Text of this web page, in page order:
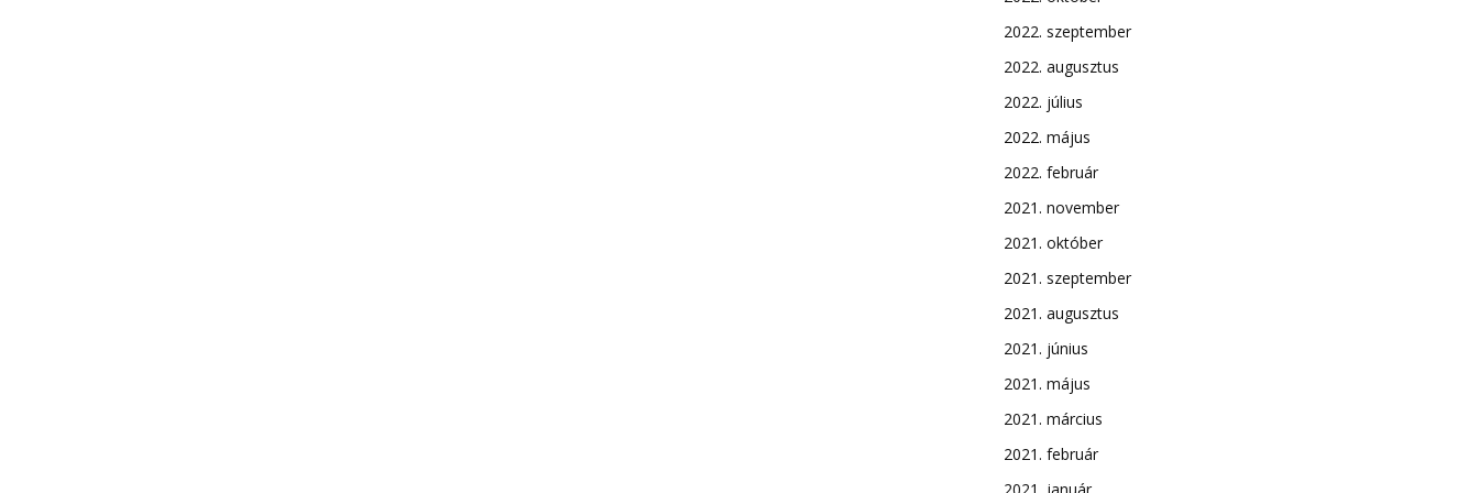
2022. szeptember
2022. augusztus
2022. július
2022. május
2022. február
2021. november
2021. október
2021. szeptember
2021. augusztus
2021. június
2021. május
2021. március
2021. február